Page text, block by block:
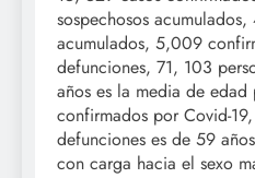
sospechosos
acumulados, 5,009
defunciones, 71, 103
años es la media de
confirmados por Covid-
defunciones es de 59
con carga hacia el sexo